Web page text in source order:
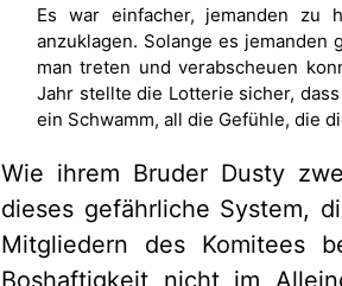
Es war einfacher, jemanden zu
anzuklagen. Solange es
man treten und verabscheuen
Jahr stellte die Lotterie sicher,
ein Schwamm, all die Gefühle, die
Wie ihrem Bruder Dusty
dieses gefährliche System,
Mitgliedern des Komitees